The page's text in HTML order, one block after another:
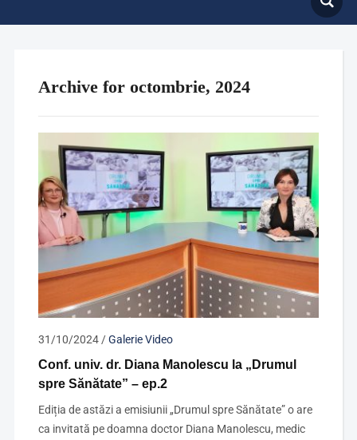
Archive for octombrie, 2024
31/10/2024/Galerie Video
Conf. univ. dr. Diana Manolescu la „Drumul
spre Sănătate” – ep.2
Ediția de astăzi a emisiunii „Drumul spre Sănătate” o are
ca invitată pe doamna doctor Diana Manolescu, medic